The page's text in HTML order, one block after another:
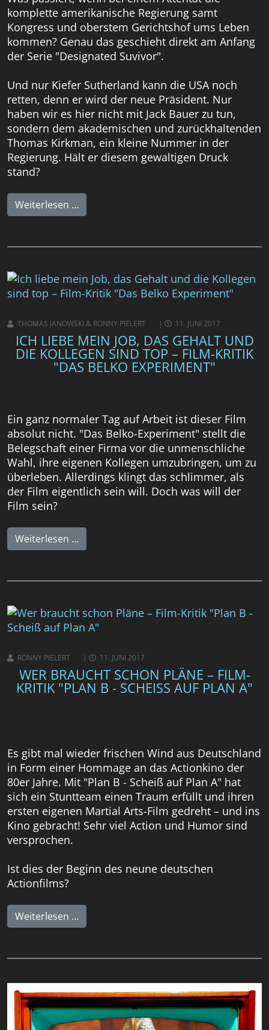
komplette amerikanische Regierung samt
Kongress und oberstem Gerichtshof ums Leben
kommen? Genau das geschieht direkt am Anfang
der Serie "Designated Suvivor".
Und nur Kiefer Sutherland kann die USA noch
retten, denn er wird der neue Präsident. Nur
haben wir es hier nicht mit Jack Bauer zu tun,
sondern dem akademischen und zurückhaltenden
Thomas Kirkman, ein kleine Nummer in der
Regierung. Hält er diesem gewaltigen Druck
stand?
Weiterlesen …
THOMAS JANOWSKI & RONNY PIELERT 11. JUNI 2017
ICH LIEBE MEIN JOB, DAS GEHALT UND
DIE KOLLEGEN SIND TOP – FILM-KRITIK
"DAS BELKO EXPERIMENT"
Ein ganz normaler Tag auf Arbeit ist dieser Film
absolut nicht. "Das Belko-Experiment" stellt die
Belegschaft einer Firma vor die unmenschliche
Wahl, ihre eigenen Kollegen umzubringen, um zu
überleben. Allerdings klingt das schlimmer, als
der Film eigentlich sein will. Doch was will der
Film sein?
Weiterlesen …
RONNY PIELERT 11. JUNI 2017
WER BRAUCHT SCHON PLÄNE – FILM-
KRITIK "PLAN B - SCHEISS AUF PLAN A"
Es gibt mal wieder frischen Wind aus Deutschland
in Form einer Hommage an das Actionkino der
80er Jahre. Mit "Plan B - Scheiß auf Plan A" hat
sich ein Stuntteam einen Traum erfüllt und ihren
ersten eigenen Martial Arts-Film gedreht – und ins
Kino gebracht! Sehr viel Action und Humor sind
versprochen.
Ist dies der Beginn des neune deutschen
Actionfilms?
Weiterlesen …